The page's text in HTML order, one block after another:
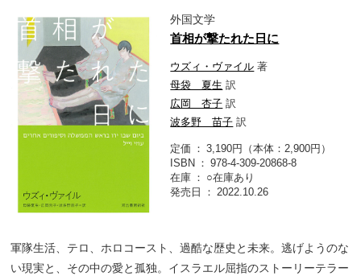
外国文学
首相が撃たれた日に
ウズィ・ヴァイル 著
母袋 夏生 訳
広岡 杏子 訳
波多野 苗子 訳
定価
3,190円（本体：2,900円）
ISBN
978-4-309-20868-8
在庫
○在庫あり
発売日
2022.10.26
軍隊生活、テロ、ホロコースト、過酷な歴史と未来。逃げようのな
い現実と、その中の愛と孤独。イスラエル屈指のストーリーテラー